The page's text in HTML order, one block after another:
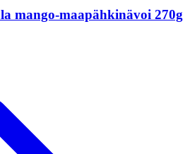
mango-maapähkinävoi 270g